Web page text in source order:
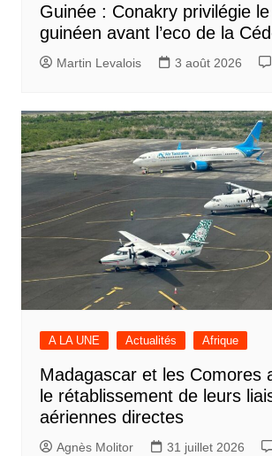
Guinée : Conakry privilégie
guinéen avant l’eco de la
Martin Levalois 3 août 2026
A LA UNE Actualités Afrique
Madagascar et les Comores
le rétablissement de leurs
aériennes directes
Agnès Molitor 31 juillet 2026